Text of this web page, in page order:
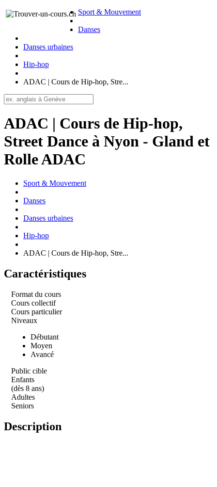
Sport & Mouvement
Danses
Danses urbaines
Hip-hop
ADAC | Cours de Hip-hop, Stre...
ADAC | Cours de Hip-hop,
Street Dance à Nyon - Gland et
Rolle ADAC
Sport & Mouvement
Danses
Danses urbaines
Hip-hop
ADAC | Cours de Hip-hop, Stre...
Caractéristiques
Format du cours
Cours collectif
Cours particulier
Niveaux
Débutant
Moyen
Avancé
Public cible
Enfants
(dès 8 ans)
Adultes
Seniors
Description